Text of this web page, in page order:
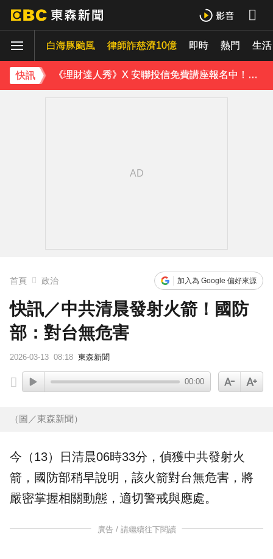
白海豚颱風 律師詐慈濟10億 即時 熱門 生活
快訊
下載東森App，隨時掌握天下大小事！
《理財達人秀》X 安聯投信免費講座報名中！搶先卡位 2027
首頁 政治 加入為 Google 偏好來源
快訊／中共清晨發射火箭！國防
部：對台無危害
2026-03-13 08:18 東森新聞
00:00
（圖／東森新聞）
今（13）日清晨06時33分，偵獲中共發射火
箭 ， 國防部稍早說明，該火箭對台無危害，將
嚴密掌握相關動態，適切警戒與應處。
廣告 / 請繼續往下閱讀